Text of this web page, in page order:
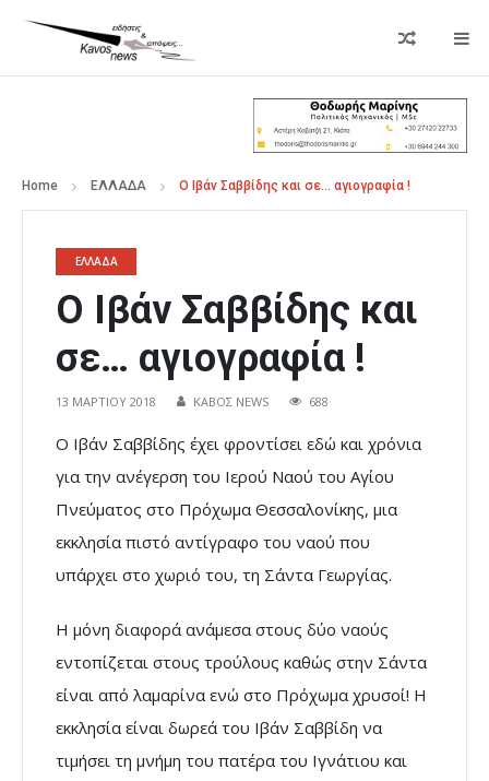
Home ΕΛΛΑΔΑ Ο Ιβάν Σαββίδης και σε… αγιογραφία !
ΕΛΛΑΔΑ
Ο Ιβάν Σαββίδης και
σε… αγιογραφία !
13 ΜΑΡΤΊΟΥ 2018 ΚΑΒΟΣ NEWS 688
O Ιβάν Σαββίδης έχει φροντίσει εδώ και χρόνια
για την ανέγερση του Ιερού Ναού του Αγίου
Πνεύματος στο Πρόχωμα Θεσσαλονίκης, μια
εκκλησία πιστό αντίγραφο του ναού που
υπάρχει στο χωριό του, τη Σάντα Γεωργίας.
Η μόνη διαφορά ανάμεσα στους δύο ναούς
εντοπίζεται στους τρούλους καθώς στην Σάντα
είναι από λαμαρίνα ενώ στο Πρόχωμα χρυσοί! Η
εκκλησία είναι δωρεά του Ιβάν Σαββίδη να
τιμήσει τη μνήμη του πατέρα του Ιγνάτιου και